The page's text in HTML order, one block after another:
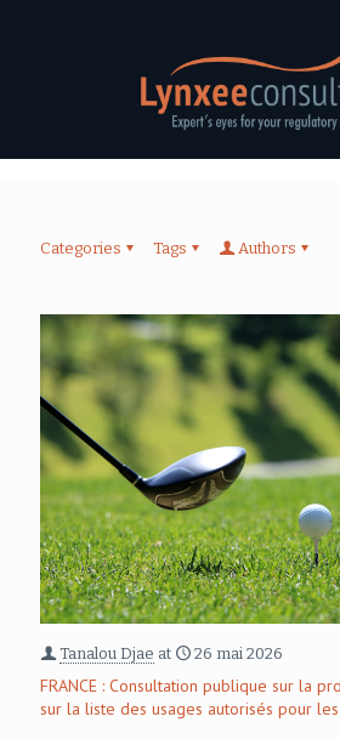
Categories Tags Authors
Tanalou Djae at 26 mai 2026
FRANCE : Consultation publique sur la
sur la liste des usages autorisés pour